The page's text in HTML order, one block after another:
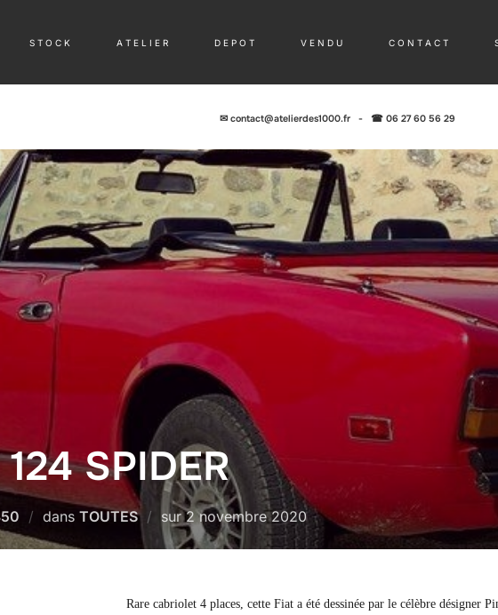
S T O C K A T E L I E R D E P O T V E N D U C O N T A C T
✉ contact@atelierdes1000.fr- ☎ 06 27 60 56 29
SPIDER
dans TOUTES surPublié
le
2 novembre 2020
Rare cabriolet 4 places, cette Fiat a été dessinée par le célèbre désigner